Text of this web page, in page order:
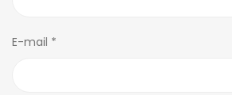
E-mail *